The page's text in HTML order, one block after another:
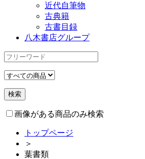
近代自筆物
古典籍
古書目録
八木書店グループ
画像がある商品のみ検索
トップページ
＞
葉書類